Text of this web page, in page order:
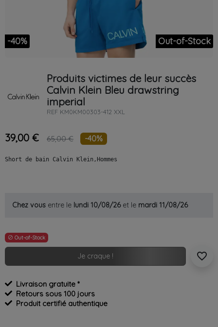
-40% Out-of-Stock
Produits victimes de leur succès
Calvin Klein Bleu drawstring
imperial
REF KM0KM00303-412 XXL
39,00 € 65,00 € -40%
Short de bain Calvin Klein,Hommes
Chez vous entre le lundi 10/08/26et le mardi 11/08/26
 Out-of-Stock
Je craque ! favorite_border
Livraison gratuite *
Retours sous 100 jours
Produit certifié authentique